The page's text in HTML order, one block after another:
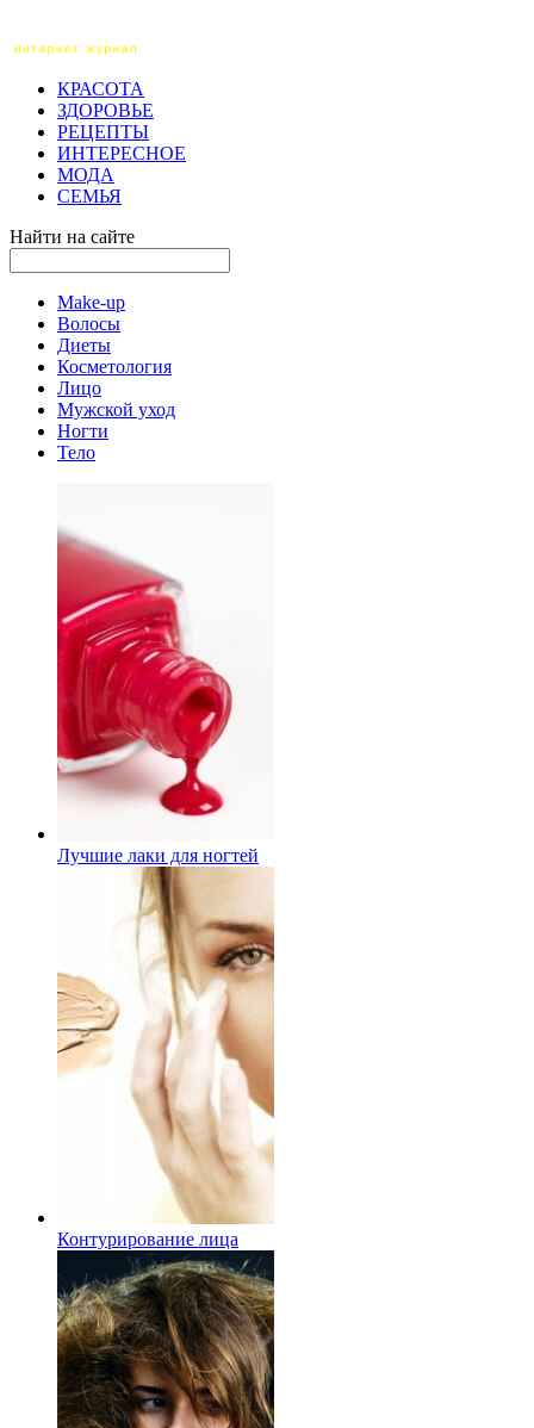
КРАСОТА
ЗДОРОВЬЕ
РЕЦЕПТЫ
ИНТЕРЕСНОЕ
МОДА
СЕМЬЯ
Найти на сайте
Make-up
Волосы
Диеты
Косметология
Лицо
Мужской уход
Ногти
Тело
Лучшие лаки для ногтей
Контурирование лица